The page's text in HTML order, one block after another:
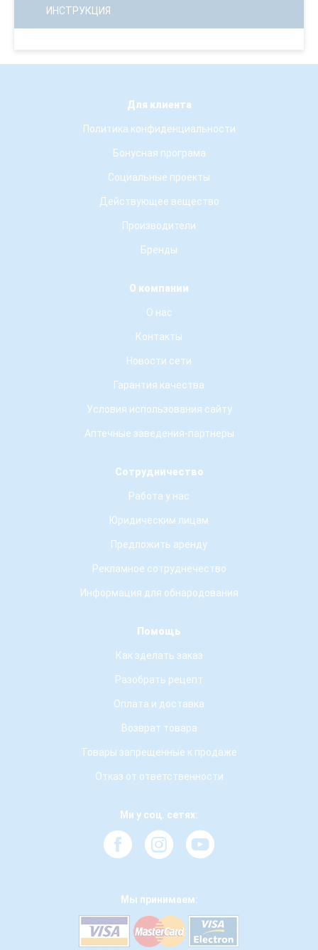
ИНСТРУКЦИЯ
Для клиента
Политика конфиденциальности
Бонусная програма
Социальные проекты
Действующее вещество
Производители
Бренды
О компании
О нас
Контакты
Новости сети
Гарантия качества
Условия использования сайту
Аптечные заведения-партнеры
Сотрудничество
Работа у нас
Юридическим лицам
Предложить аренду
Рекламное сотруднечество
Информация для обнародования
Помощь
Как зделать заказ
Разобрать рецепт
Оплата и доставка
Возврат товара
Товары запрещенные к продаже
Отказ от ответственности
Ми у соц. сетях:
Мы принимаем: